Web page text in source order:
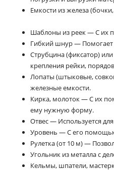
Емкости из железа
Шаблоны из реек — С их
Гибкий шнур — Помогает
Струбцина (фиксатор)
крепления рейки,
Лопаты (штыковые,
железные емкости.
Кирка, молоток — С их
ему нужную форму.
Отвес — Используется
Уровень — С его
Рулетка (от 10 м) —
Угольник из металла с
Кельмы, шпатели,